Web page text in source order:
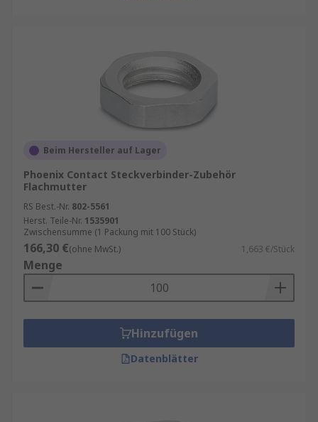
Beim Hersteller auf Lager
Phoenix Contact Steckverbinder-Zubehör
Flachmutter
RS Best.-Nr. 802-5561
Herst. Teile-Nr. 1535901
Zwischensumme (1 Packung mit 100 Stück)
166,30 €(ohne MwSt.) 1,663 €/Stück
Menge
Hinzufügen
Datenblätter